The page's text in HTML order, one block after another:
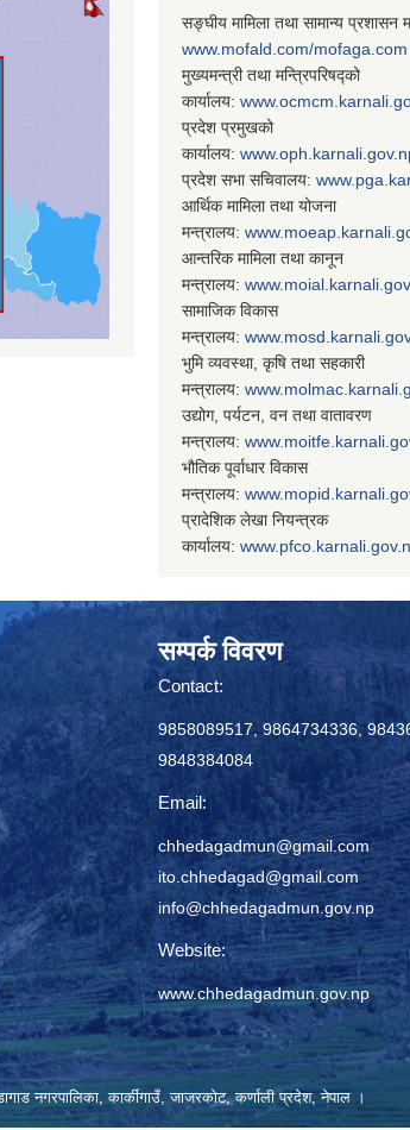
सङ्घीय मामिला तथा सामान्य प्रशासन
www.mofald.com/mofaga.com
मुख्यमन्त्री तथा मन्त्रिपरिषद्को
कार्यालय:
प्रदेश प्रमुखको
कार्यालय:
प्रदेश सभा सचिवालय: www.
आर्थिक मामिला तथा योजना
मन्त्रालय: www.
आन्तरिक मामिला तथा कानून
मन्त्रालय: www.
सामाजिक विकास
मन्त्रालय: www.
भुमि व्यवस्था, कृषि तथा सहकारी
मन्त्रालय: www.
उद्योग, पर्यटन, वन तथा वातावरण
मन्त्रालय: www.
भौतिक पूर्वाधार विकास
मन्त्रालय: www.
प्रादेशिक लेखा नियन्त्रक
कार्यालय: www.
सम्पर्क विवरण
Contact:
9858089517, 9864734336,
9848384084
Email:
chhedagadmun@gmail.com
ito.chhedagad@gmail.com
info@chhedagadmun.gov.np
Website:
www.chhedagadmun.gov.np
नगरपालिका, कार्कीगाउँ, जाजरकाेट, कर्णाली प्रदेश, नेपाल ।